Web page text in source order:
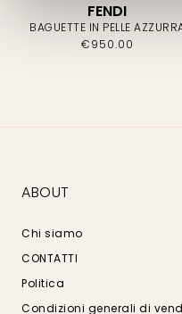
FENDI
BAGUETTE IN PELLE
€950.00
ABOUT
Chi siamo
CONTATTI
Politica
Condizioni generali di